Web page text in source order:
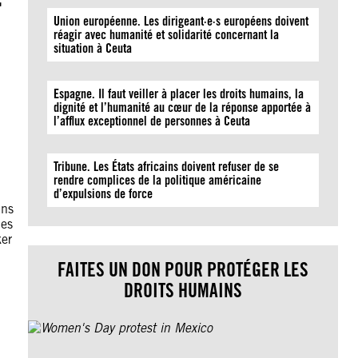
Union européenne. Les dirigeant·e·s européens doivent
réagir avec humanité et solidarité concernant la
situation à Ceuta
Espagne. Il faut veiller à placer les droits humains, la
dignité et l’humanité au cœur de la réponse apportée à
l’afflux exceptionnel de personnes à Ceuta
Tribune. Les États africains doivent refuser de se
rendre complices de la politique américaine
d’expulsions de force
FAITES UN DON POUR PROTÉGER LES
DROITS HUMAINS